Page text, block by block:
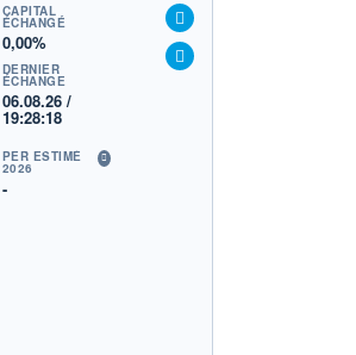
CAPITAL
ÉCHANGÉ
0,00%
DERNIER
ÉCHANGE
06.08.26 /
19:28:18
PER ESTIMÉ
2026
-